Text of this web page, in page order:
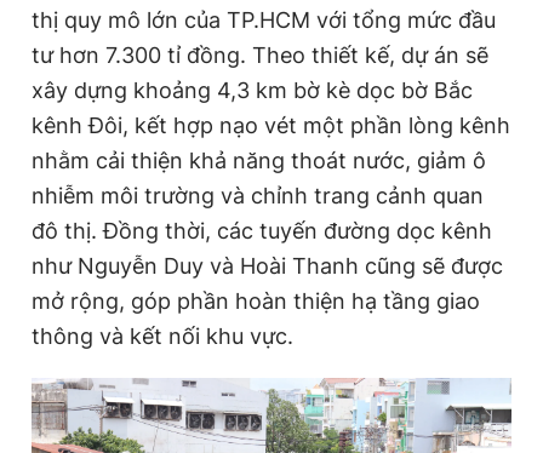
thị quy mô lớn của TP.HCM với tổng mức đầu
tư hơn 7.300 tỉ đồng. Theo thiết kế, dự án sẽ
xây dựng khoảng 4,3 km bờ kè dọc bờ Bắc
kênh Đôi, kết hợp nạo vét một phần lòng kênh
nhằm cải thiện khả năng thoát nước, giảm ô
nhiễm môi trường và chỉnh trang cảnh quan
đô thị. Đồng thời, các tuyến đường dọc kênh
như Nguyễn Duy và Hoài Thanh cũng sẽ được
mở rộng, góp phần hoàn thiện hạ tầng giao
thông và kết nối khu vực.